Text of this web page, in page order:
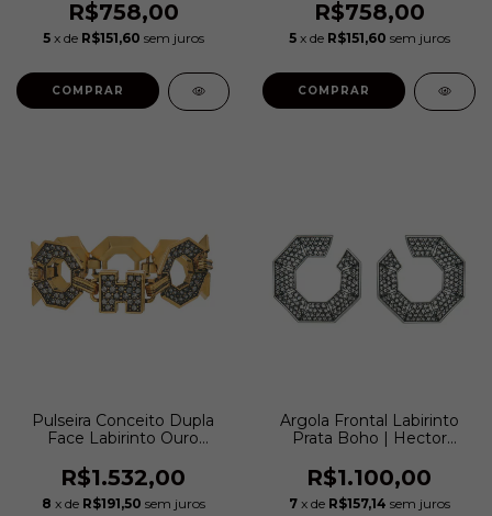
R$758,00
5 x de R$151,60 sem juros
COMPRAR
R$758,00
5 x de R$151,60 sem juros
COMPRAR
Pulseira Conceito Dupla
Face Labirinto Ouro
Albertazzi
R$1.532,00
8 x de R$191,50 sem juros
Argola Frontal Labirinto
Prata Boho | Hector
R$1.100,00
7 x de R$157,14 sem juros